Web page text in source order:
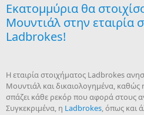
Εκατομμύρια θα
Μουντιάλ στην εταιρία
Ladbrokes!
H εταιρία στοιχήματος Ladbrokes
Μουντιάλ και δικαιολογημένα, καθώς
σπάζει κάθε ρεκόρ που αφορά στους
Συγκεκριμένα, η Ladbrokes, όπως και